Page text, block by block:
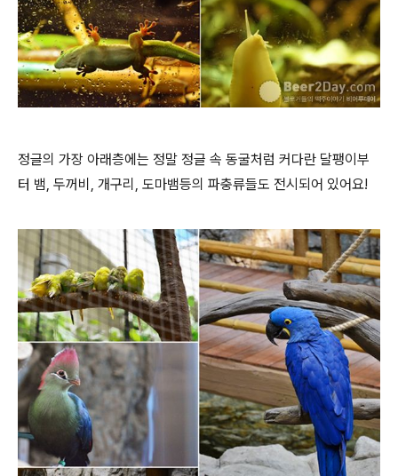
정글의 가장 아래층에는 정말 정글 속 동굴처럼 커다란 달팽이부
터 뱀, 두꺼비, 개구리, 도마뱀등의 파충류들도 전시되어 있어요!